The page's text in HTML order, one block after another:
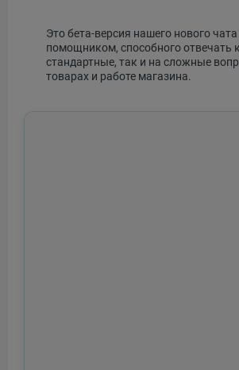
Это бета-версия нашего нового
помощником, способного отвечать
стандартные, так и на сложные
товарах и работе магазина.